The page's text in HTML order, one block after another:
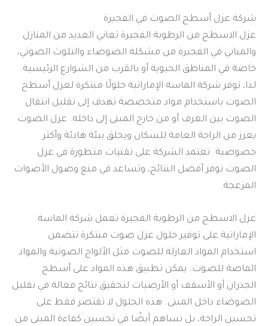
شركة عزل أسطح الصوت في الفجيرة
عزل الاسطح من الرطوبة الفجيرة تعاني العديد من المنازل
والمباني في الفجيرة من مشكلة الضوضاء والتلوث الصوتي،
خاصة في المناطق الحيوية أو بالقرب من الشوارع الرئيسية.
لذا، توفر شركة الماسة الإماراتية حلولًا مبتكرة لعزل أسطح
الصوت باستخدام مواد متخصصة تهدف إلى تقليل انتقال
الصوت بين الغرف أو من خارج المبنى إلى داخله. عزل الصوت
يعزز من الراحة العامة للسكان ويخلق بيئة هادئة وأكثر
خصوصية. تعتمد الشركة على تقنيات متطورة في عزل
الصوت توفر أفضل النتائج، وتساعد في منع وصول الأصوات
المزعجة.
عزل الاسطح من الرطوبة الفجيرة تعمل شركة الماسة
الإماراتية على توفير حلول عزل صوت مبتكرة تتضمن
استخدام المواد العازلة للصوت مثل الألواح الصوتية والمواد
الماصة للصوت. يمكن تطبيق هذه المواد على أسطح
الجدران أو الأسقف أو الأرضيات لتحقيق نتائج فعالة في تقليل
الضوضاء داخل المبنى. هذه الحلول لا تقتصر فقط على
تحسين الراحة، بل تساهم أيضًا في تحسين كفاءة المبنى من